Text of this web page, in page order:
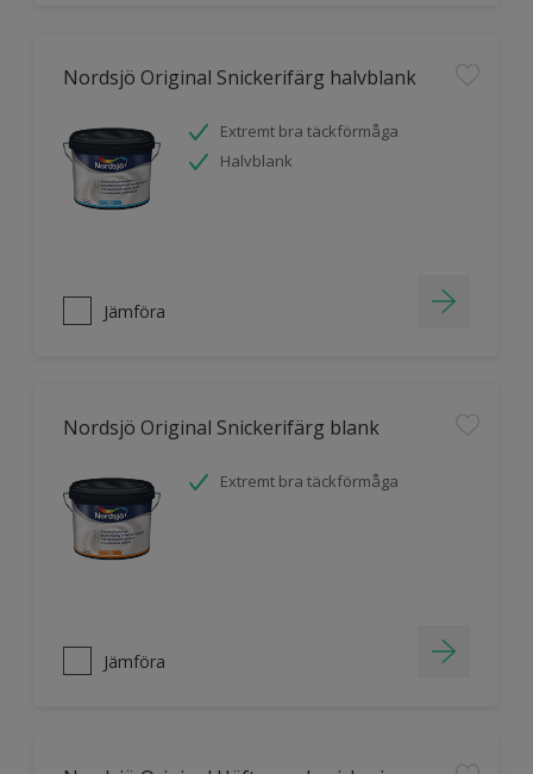
Nordsjö Original Snickerifärg halvblank
Extremt bra täckförmåga
Halvblank
Jämföra
Nordsjö Original Snickerifärg blank
Extremt bra täckförmåga
Jämföra